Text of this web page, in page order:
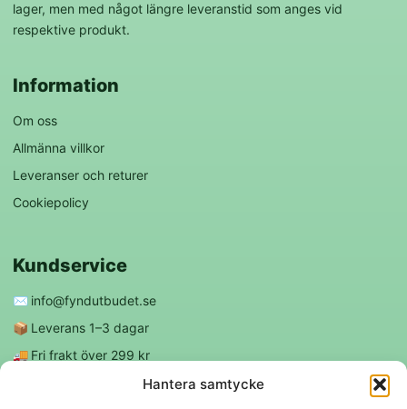
Hantera samtycke
lager, men med något längre leveranstid som anges vid
respektive produkt.
Information
Om oss
Allmänna villkor
Leveranser och returer
Cookiepolicy
Kundservice
✉️ info@fyndutbudet.se
📦 Leverans 1–3 dagar
🚚 Fri frakt över 299 kr